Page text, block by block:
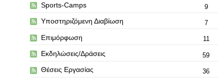
Sports-Camps 9
Υποστηριζόμενη Διαβίωση 7
Επιμόρφωση 11
Εκδηλώσεις/Δράσεις 59
Θέσεις Εργασίας 36